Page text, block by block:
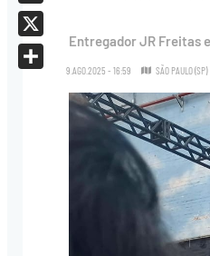
Entregador JR Freitas
9.AGO.2025 - 16:59 SÃO PAULO (SP)
Email
X